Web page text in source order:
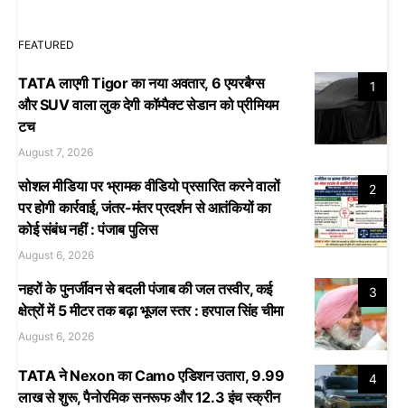
FEATURED
1
TATA लाएगी Tigor का नया अवतार, 6 एयरबैग्स
और SUV वाला लुक देगी कॉम्पैक्ट सेडान को प्रीमियम
टच
August 7, 2026
2
सोशल मीडिया पर भ्रामक वीडियो प्रसारित करने वालों
पर होगी कार्रवाई, जंतर-मंतर प्रदर्शन से आतंकियों का
कोई संबंध नहीं : पंजाब पुलिस
August 6, 2026
3
नहरों के पुनर्जीवन से बदली पंजाब की जल तस्वीर, कई
क्षेत्रों में 5 मीटर तक बढ़ा भूजल स्तर : हरपाल सिंह चीमा
August 6, 2026
4
TATA ने Nexon का Camo एडिशन उतारा, 9.99
लाख से शुरू, पैनोरमिक सनरूफ और 12.3 इंच स्क्रीन